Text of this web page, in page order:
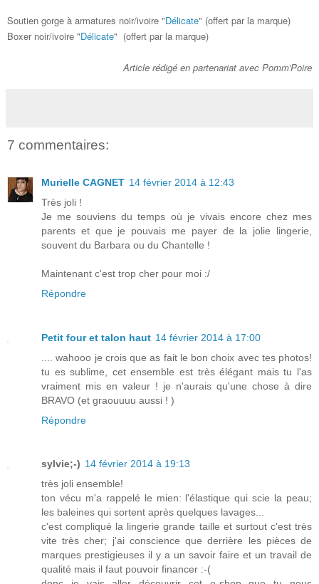
Soutien gorge à armatures noir/ivoire "Délicate" (offert par la marque)
Boxer noir/ivoire "Délicate" (offert par la marque)
Article rédigé en partenariat avec Pomm'Poire
7 commentaires:
Murielle CAGNET 14 février 2014 à 12:43
Très joli !
Je me souviens du temps où je vivais encore chez mes
parents et que je pouvais me payer de la jolie lingerie,
souvent du Barbara ou du Chantelle !
Maintenant c'est trop cher pour moi :/
Répondre
Petit four et talon haut 14 février 2014 à 17:00
.... wahooo je crois que as fait le bon choix avec tes photos!
tu es sublime, cet ensemble est très élégant mais tu l'as
vraiment mis en valeur ! je n'aurais qu'une chose à dire
BRAVO (et graouuuu aussi ! )
Répondre
sylvie;-) 14 février 2014 à 19:13
très joli ensemble!
ton vécu m'a rappelé le mien: l'élastique qui scie la peau;
les baleines qui sortent après quelques lavages...
c'est compliqué la lingerie grande taille et surtout c'est très
vite très cher; j'ai conscience que derrière les pièces de
marques prestigieuses il y a un savoir faire et un travail de
qualité mais il faut pouvoir financer :-(